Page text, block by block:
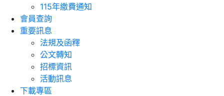
115年繳費通知
會員查詢
重要訊息
法規及函釋
公文轉知
招標資訊
活動訊息
下載專區